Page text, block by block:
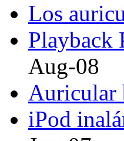
Los
Playback
Aug-08
Auricular
iPod